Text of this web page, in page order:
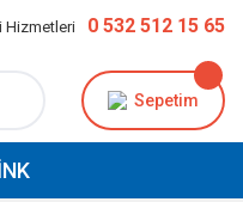
Hizmetleri 0 532 512 15 65
Sepetim